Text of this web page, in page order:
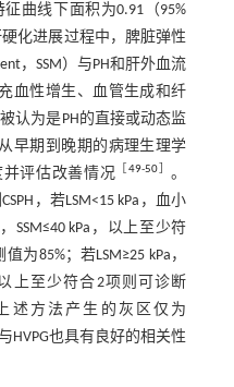
曲线下面积为0.91（95%
化进展过程中，脾脏弹性
，SSM）与PH和肝外血流
血性增生、血管生成和纤
认为是PH的直接或动态监
早期到晚期的病理生理学
并评估改善情况 ［49-50
。
，若LSM<15 kPa，血小
SSM≤40 kPa，以上至少符
为85%；若LSM≥25 kPa，
以上至少符合2项则可诊断
述方法产生的灰区仅为
HVPG也具有良好的相关性